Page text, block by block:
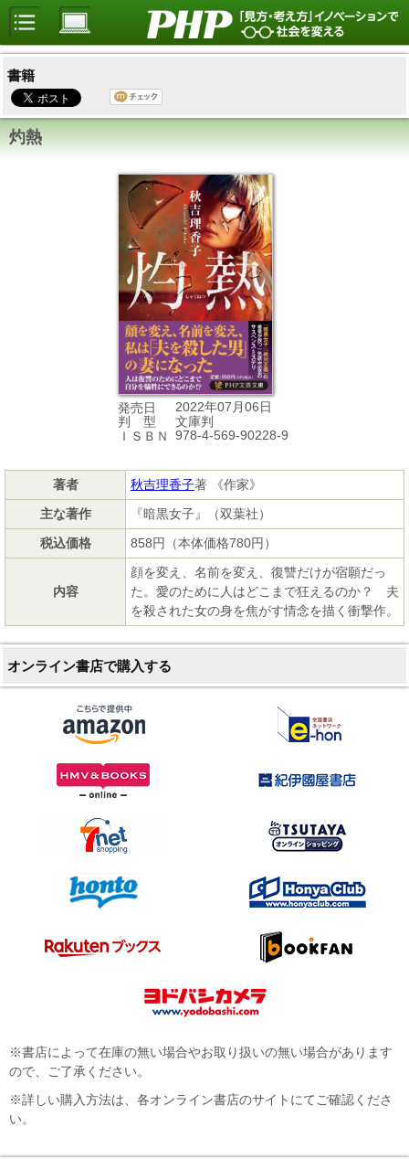
書籍
灼熱
発売日
2022年07月06日
判 型
文庫判
ＩＳＢＮ
978-4-569-90228-9
著者 秋吉理香子著 《作家》
主な著作
『暗黒女子』（双葉社）
税込価格
858円（本体価格780円）
内容
顔を変え、名前を変え、復讐だけが宿願だっ
た。愛のために人はどこまで狂えるのか？ 夫
を殺された女の身を焦がす情念を描く衝撃作。
オンライン書店で購入する
※書店によって在庫の無い場合やお取り扱いの無い場合があります
ので、ご了承ください。
※詳しい購入方法は、各オンライン書店のサイトにてご確認くださ
い。